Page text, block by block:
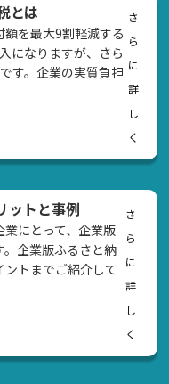
とは
を最大9割軽減する
になりますが、さら
す。企業の実質負担
さ
ら
に
詳
し
く
ットと事例
にとって、企業版
企業版ふるさと納
トまでご紹介して
さ
ら
に
詳
し
く